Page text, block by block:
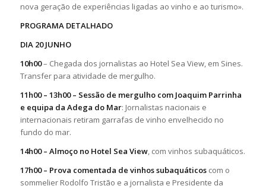
nova geração de experiências ligadas ao vinho e ao turismo».
PROGRAMA DETALHADO
DIA 20 JUNHO
10h00– Chegada dos jornalistas ao Hotel Sea View, em Sines.
Transfer para atividade de mergulho.
11h00 – 13h00 – Sessão de mergulho com Joaquim Parrinha
e equipa da Adega do Mar: Jornalistas nacionais e
internacionais retiram garrafas de vinho envelhecido no
fundo do mar.
14h00 – Almoço no Hotel Sea View, com vinhos subaquáticos.
17h00 – Prova comentada de vinhos subaquáticoscom o
sommelier Rodolfo Tristão e a jornalista e Presidente da